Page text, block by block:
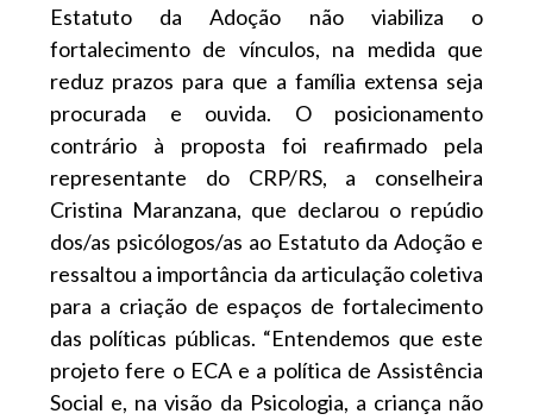
Estatuto da Adoção não viabiliza o
fortalecimento de vínculos, na medida que
reduz prazos para que a família extensa seja
procurada e ouvida. O posicionamento
contrário à proposta foi reafirmado pela
representante do CRP/RS, a conselheira
Cristina Maranzana, que declarou o repúdio
dos/as psicólogos/as ao Estatuto da Adoção e
ressaltou a importância da articulação coletiva
para a criação de espaços de fortalecimento
das políticas públicas. “Entendemos que este
projeto fere o ECA e a política de Assistência
Social e, na visão da Psicologia, a criança não